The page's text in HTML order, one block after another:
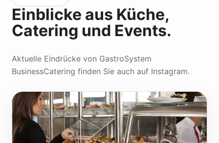
Einblicke aus Küche,
Catering und Events.
Aktuelle Eindrücke von GastroSystem
BusinessCatering finden Sie auch auf Instagram.